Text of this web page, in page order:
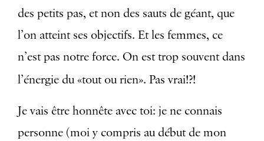
des petits pas, et non des sauts de géant, que
l’on atteint ses objectifs. Et les femmes, ce
n’est pas notre force. On est trop souvent dans
l’énergie du «tout ou rien». Pas vrai!?!
Je vais être honnête avec toi: je ne connais
personne (moi y compris au début de mon